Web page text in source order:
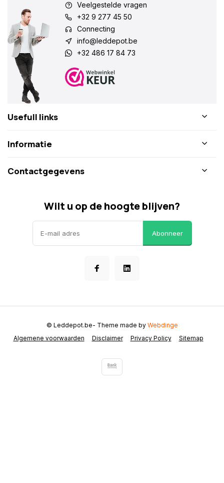
Veelgestelde vragen
+32 9 277 45 50
Connecting
info@leddepot.be
+32 486 17 84 73
Usefull links
Informatie
Contactgegevens
Wilt u op de hoogte blijven?
Abonneer
Algemene voorwaarden Disclaimer Privacy Policy Sitemap
© Leddepot.be- Theme made by Webdinge